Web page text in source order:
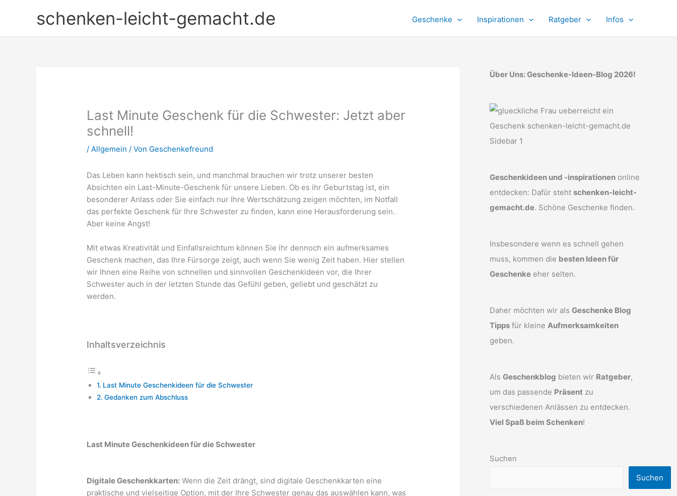
schenken-leicht-gemacht.de Geschenke Inspirationen Ratgeber Infos
Last Minute Geschenk für die Schwester: Jetzt aber
schnell!
/Allgemein / Von Geschenkefreund
Das Leben kann hektisch sein, und manchmal brauchen wir trotz unserer besten
Absichten ein Last-Minute-Geschenk für unsere Lieben. Ob es ihr Geburtstag ist, ein
besonderer Anlass oder Sie einfach nur Ihre Wertschätzung zeigen möchten, im Notfall
das perfekte Geschenk für Ihre Schwester zu finden, kann eine Herausforderung sein.
Aber keine Angst!
Mit etwas Kreativität und Einfallsreichtum können Sie ihr dennoch ein aufmerksames
Geschenk machen, das Ihre Fürsorge zeigt, auch wenn Sie wenig Zeit haben. Hier stellen
wir Ihnen eine Reihe von schnellen und sinnvollen Geschenkideen vor, die Ihrer
Schwester auch in der letzten Stunde das Gefühl geben, geliebt und geschätzt zu
werden.
Inhaltsverzeichnis
Last Minute Geschenkideen für die Schwester
Gedanken zum Abschluss
Last Minute Geschenkideen für die Schwester
Digitale Geschenkkarten: Wenn die Zeit drängt, sind digitale Geschenkkarten eine
praktische und vielseitige Option, mit der Ihre Schwester genau das auswählen kann, was
Über Uns: Geschenke-Ideen-Blog 2026!
Geschenkideen und -inspirationen online
entdecken: Dafür steht schenken-leicht-
gemacht.de. Schöne Geschenke finden.
Insbesondere wenn es schnell gehen
muss, kommen die besten Ideen für
Geschenke eher selten.
Daher möchten wir als Geschenke Blog
Tipps für kleine Aufmerksamkeiten
geben.
Als Geschenkblog bieten wir Ratgeber,
um das passende Präsent zu
verschiedenen Anlässen zu entdecken.
Viel Spaß beim Schenken!
Suchen
Suchen